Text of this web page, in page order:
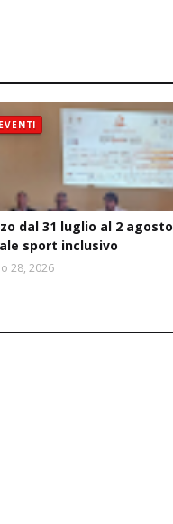
EVENTI
dal 31 luglio al 2 agosto
sport inclusivo
28, 2026